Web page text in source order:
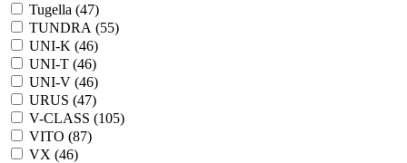
Tugella (47)
TUNDRA (55)
UNI-K (46)
UNI-T (46)
UNI-V (46)
URUS (47)
V-CLASS (105)
VITO (87)
VX (46)